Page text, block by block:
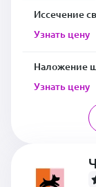
Иссечение
Узнать цену
Наложение
Узнать цену